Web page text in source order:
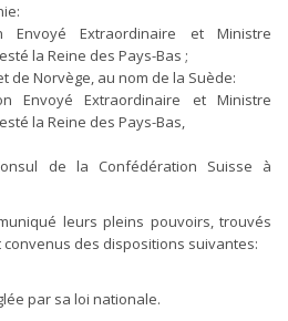
Extraordinaire et Ministre
la Reine des Pays-Bas ;
de Norvège, au nom de la Suède:
Envoyé Extraordinaire et Ministre
la Reine des Pays-Bas,
de la Confédération Suisse à
leurs pleins pouvoirs, trouvés
des dispositions suivantes:
par sa loi nationale.